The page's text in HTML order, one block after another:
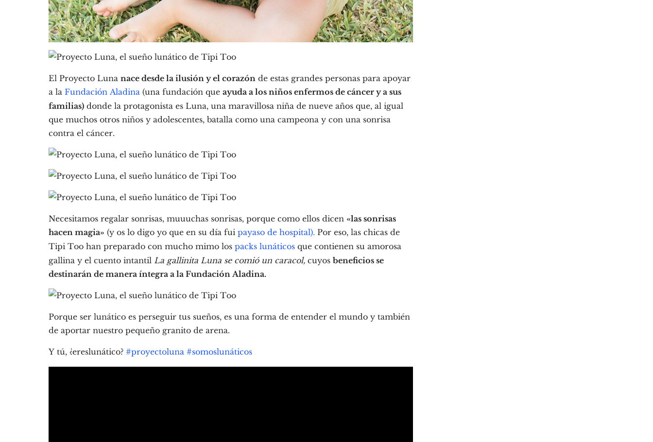
El Proyecto Luna nace desde la ilusión y el corazónde estas grandes personas para apoyar
a la Fundación Aladina(una fundación que ayuda a los niños enfermos de cáncer y a sus
familias)donde la protagonista es Luna, una maravillosa niña de nueve años que, al igual
que muchos otros niños y adolescentes, batalla como una campeona y con una sonrisa
contra el cáncer.
Necesitamos regalar sonrisas, muuuchas sonrisas, porque como ellos dicen «las sonrisas
hacen magia» (y os lo digo yo que en su día fui payaso de hospital). Por eso, las chicas de
Tipi Too han preparado con mucho mimo los packs lunáticosque contienen su amorosa
gallina y el cuento intantil La gallinita Luna se comió un caracol,cuyos beneficios se
destinarán de manera íntegra a la Fundación Aladina.
Porque ser lunático es perseguir tus sueños, es una forma de entender el mundo y también
de aportar nuestro pequeño granito de arena.
Y tú, ¿ereslunático? #proyectoluna #somoslunáticos